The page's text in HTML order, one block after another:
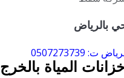
بالرياض
المياة بالخرج